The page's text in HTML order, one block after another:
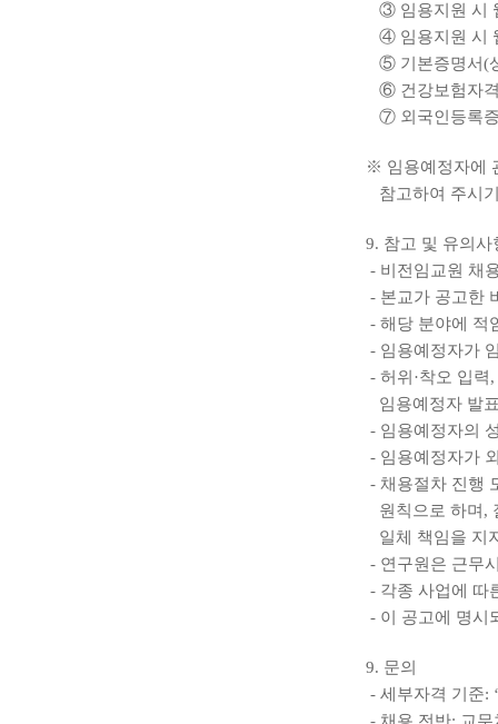
③ 임용지원 시
④ 임용지원 시
⑤ 기본증명서(
⑥ 건강보험자
⑦ 외국인등록증
※ 임용예정자에
참고하여 주시
9. 참고 및 유의사
- 비전임교원 채
- 본교가 공고한
- 해당 분야에 적
- 임용예정자가
- 허위·착오 입
임용예정자 발
- 임용예정자의
- 임용예정자가
- 채용절차 진행
원칙으로 하며,
일체 책임을 지
- 연구원은 근무
- 각종 사업에 따
- 이 공고에 명시
9. 문의
- 세부자격 기준: